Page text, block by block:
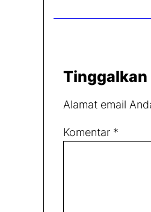
Tinggalkan
Alamat email
Komentar *